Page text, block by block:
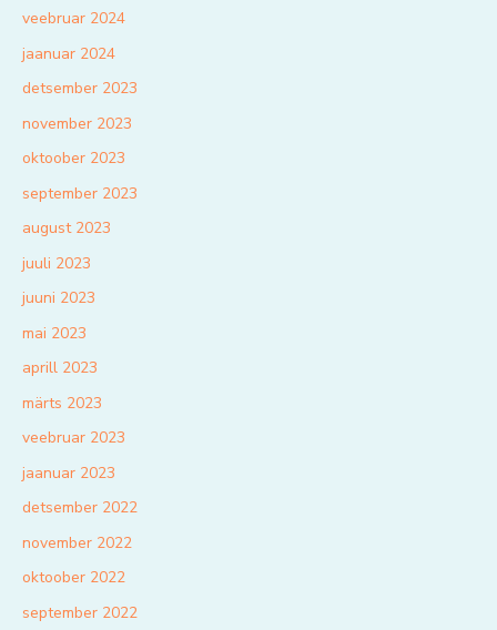
veebruar 2024
jaanuar 2024
detsember 2023
november 2023
oktoober 2023
september 2023
august 2023
juuli 2023
juuni 2023
mai 2023
aprill 2023
märts 2023
veebruar 2023
jaanuar 2023
detsember 2022
november 2022
oktoober 2022
september 2022